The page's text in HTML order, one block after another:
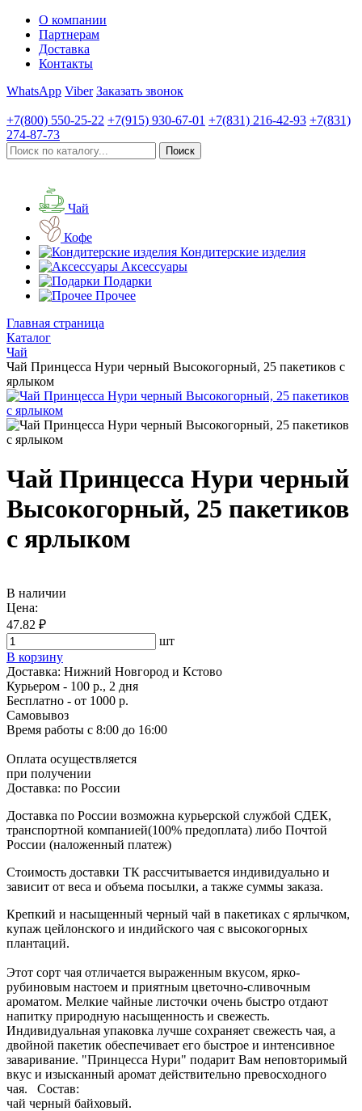
О компании
Партнерам
Доставка
Контакты
WhatsApp Viber Заказать звонок
+7(800) 550-25-22 +7(915) 930-67-01 +7(831) 216-42-93 +7(831)
274-87-73
Чай
Кофе
Кондитерские изделия
Аксессуары
Подарки
Прочее
Главная страница
Каталог
Чай
Чай Принцесса Нури черный Высокогорный, 25 пакетиков с
ярлыком
Чай Принцесса Нури черный
Высокогорный, 25 пакетиков
с ярлыком
В наличии
Цена:
47.82 ₽
шт
В корзину
Доставка: Нижний Новгород и Кстово
Курьером - 100 р., 2 дня
Бесплатно - от 1000 р.
Самовывоз
Время работы с 8:00 до 16:00
Оплата осуществляется
при получении
Доставка: по России
Доставка по России возможна курьерской службой СДЕК,
транспортной компанией(100% предоплата) либо Почтой
России (наложенный платеж)
Стоимость доставки ТК рассчитывается индивидуально и
зависит от веса и объема посылки, а также суммы заказа.
Крепкий и насыщенный черный чай в пакетиках с ярлычком,
купаж цейлонского и индийского чая с высокогорных
плантаций.
Этот сорт чая отличается выраженным вкусом, ярко-
рубиновым настоем и приятным цветочно-сливочным
ароматом. Мелкие чайные листочки очень быстро отдают
напитку природную насыщенность и свежесть.
Индивидуальная упаковка лучше сохраняет свежесть чая, а
двойной пакетик обеспечивает его быстрое и интенсивное
заваривание. "Принцесса Нури" подарит Вам неповторимый
вкус и изысканный аромат действительно превосходного
чая. Состав:
чай черный байховый.